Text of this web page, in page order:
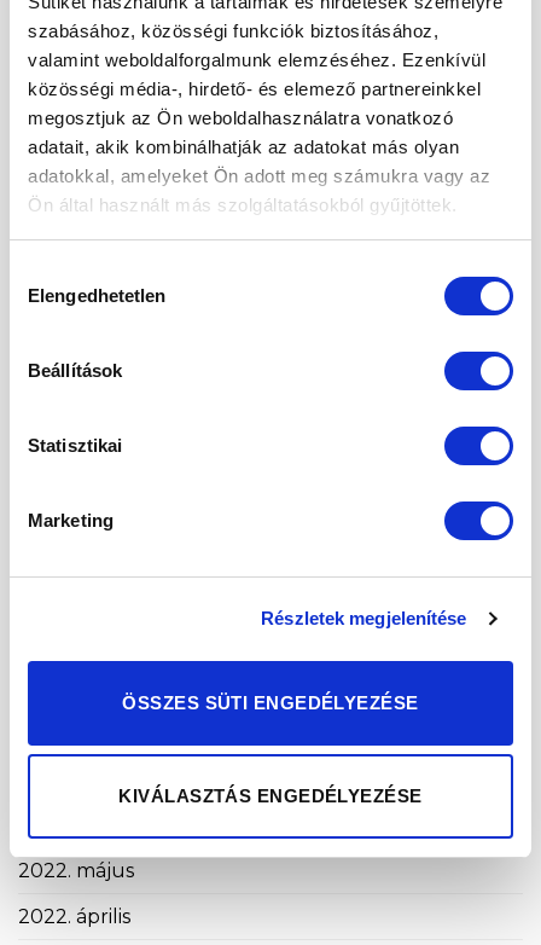
szabásához, közösségi funkciók biztosításához,
valamint weboldalforgalmunk elemzéséhez. Ezenkívül
közösségi média-, hirdető- és elemező partnereinkkel
megosztjuk az Ön weboldalhasználatra vonatkozó
adatait, akik kombinálhatják az adatokat más olyan
adatokkal, amelyeket Ön adott meg számukra vagy az
Ön által használt más szolgáltatásokból gyűjtöttek.
kiválasztása
Elengedhetetlen
Beállítások
Statisztikai
Marketing
Részletek megjelenítése
ÖSSZES SÜTI ENGEDÉLYEZÉSE
KIVÁLASZTÁS ENGEDÉLYEZÉSE
2024. október
2024. szeptember
2024. május
2024. április
2023. szeptember
2023. február
2022. szeptember
2022. május
2022. április